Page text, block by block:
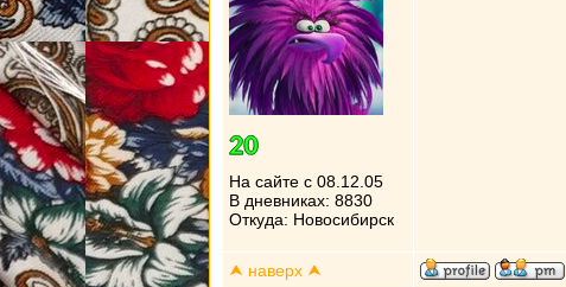
На сайте с 08.12.05
В дневниках: 8830
Откуда: Новосибирск
⮝ наверх ⮝